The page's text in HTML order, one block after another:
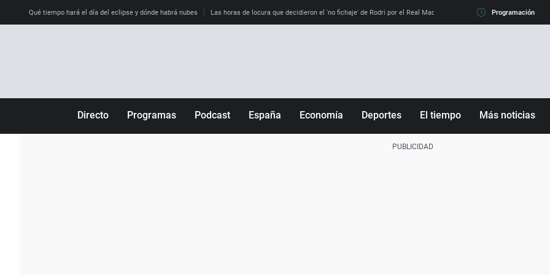
Qué tiempo hará el día del eclipse y dónde habrá nubes Las horas de locura que decidieron el 'no fichaje' de Rodri por el Real Madrid y su 'sí' al Barça La llamada
Programación
Directo Programas Podcast España Economía Deportes El tiempo Más noticias